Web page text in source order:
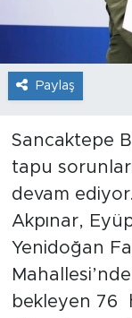
Paylaş
Sancaktepe
tapu
devam
Akpınar,
Yenidoğan
bekleyen 76